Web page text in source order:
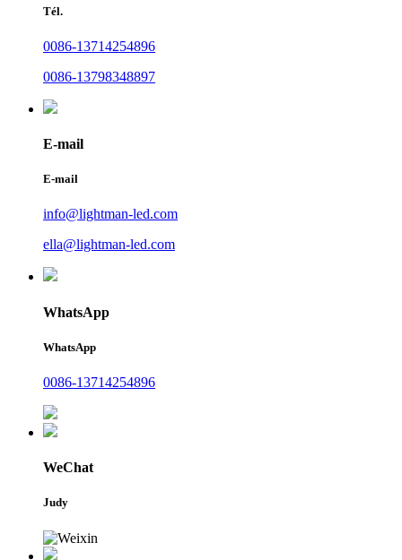
Tél.
0086-13714254896
0086-13798348897
E-mail
E-mail
info@lightman-led.com
ella@lightman-led.com
WhatsApp
WhatsApp
0086-13714254896
WeChat
Judy